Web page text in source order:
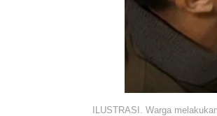
ILUSTRASI. Warga